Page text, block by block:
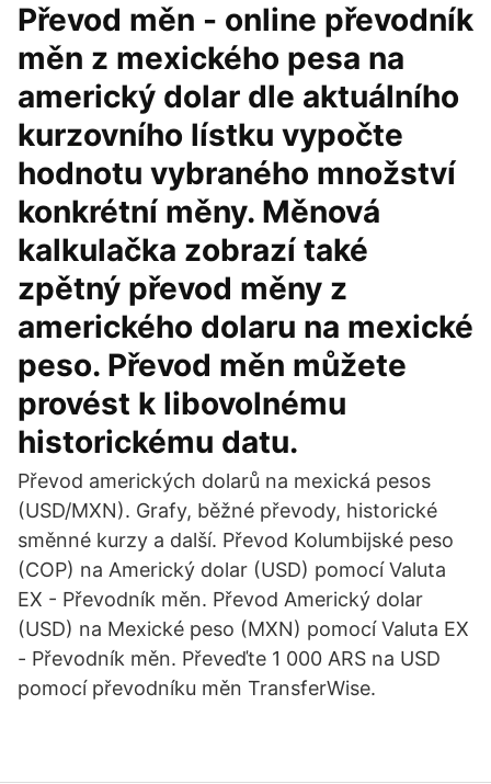
Převod měn - online převodník
měn z mexického pesa na
americký dolar dle aktuálního
kurzovního lístku vypočte
hodnotu vybraného množství
konkrétní měny. Měnová
kalkulačka zobrazí také
zpětný převod měny z
amerického dolaru na mexické
peso. Převod měn můžete
provést k libovolnému
historickému datu.
Převod amerických dolarů na mexická pesos
(USD/MXN). Grafy, běžné převody, historické
směnné kurzy a další. Převod Kolumbijské peso
(COP) na Americký dolar (USD) pomocí Valuta
EX - Převodník měn. Převod Americký dolar
(USD) na Mexické peso (MXN) pomocí Valuta EX
- Převodník měn. Převeďte 1 000 ARS na USD
pomocí převodníku měn TransferWise.